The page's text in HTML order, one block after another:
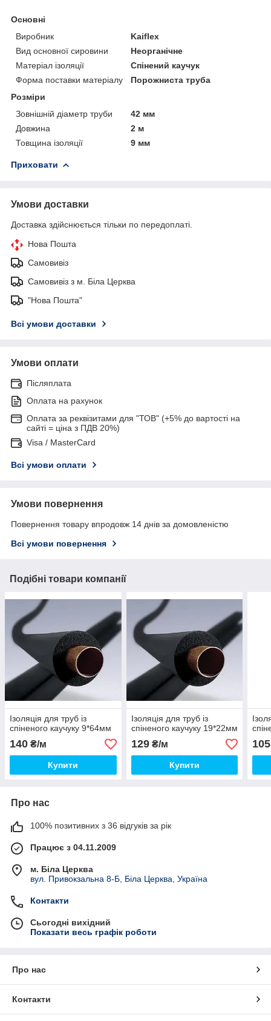
Основні
Виробник
Kaiflex
Вид основної сировини
Неорганічне
Матеріал ізоляції
Спінений каучук
Форма поставки матеріалу
Порожниста труба
Розміри
Зовнішній діаметр труби
42 мм
Довжина
2 м
Товщина ізоляції
9 мм
Приховати
Умови доставки
Доставка здійснюється тільки по передоплаті.
Нова Пошта
Самовивіз
Самовивіз з м. Біла Церква
"Нова Пошта"
Всі умови доставки
Умови оплати
Післяплата
Оплата на рахунок
Оплата за реквізитами для "ТОВ" (+5% до вартості на
сайті = ціна з ПДВ 20%)
Visa / MasterCard
Всі умови оплати
Умови повернення
Повернення товару впродовж 14 днів за домовленістю
Всі умови повернення
Подібні товари компанії
Ізоляція для труб із
спіненого каучуку 9*64мм
140 ₴/м
Купити
Ізоляція для труб із
спіненого каучуку 19*22мм
129₴/м
Купити
105
Про нас
100% позитивних з 36 відгуків за рік
Працює з 04.11.2009
м. Біла Церква
вул. Привокзальна 8-Б, Біла Церква, Україна
Контакти
Сьогодні вихідний
Показати весь графік роботи
Про нас
Контакти